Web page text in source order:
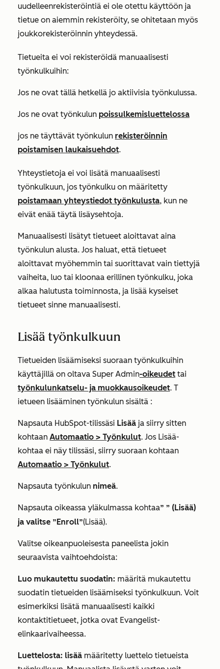
uudelleenrekisteröintiä ei ole otettu käyttöön ja
tietue on aiemmin rekisteröity, se ohitetaan myös
joukkorekisteröinnin yhteydessä.
Tietueita ei voi rekisteröidä manuaalisesti
työnkulkuihin:
Jos ne ovat tällä hetkellä jo aktiivisia työnkulussa.
Jos ne ovat työnkulun poissulkemisluettelossa
jos ne täyttävät työnkulun rekisteröinnin
poistamisen laukaisuehdot.
Yhteystietoja ei voi lisätä manuaalisesti
työnkulkuun, jos työnkulku on määritetty
poistamaan yhteystiedot työnkulusta, kun ne
eivät enää täytä lisäysehtoja.
Manuaalisesti lisätyt tietueet aloittavat aina
työnkulun alusta. Jos haluat, että tietueet
aloittavat myöhemmin tai suorittavat vain tiettyjä
vaiheita, luo tai kloonaa erillinen työnkulku, joka
alkaa halutusta toiminnosta, ja lisää kyseiset
tietueet sinne manuaalisesti.
Lisää työnkulkuun
Tietueiden lisäämiseksi suoraan työnkulkuihin
käyttäjillä on oltava Super Admin-oikeudet tai
työnkulunkatselu- ja muokkausoikeudet. T
ietueen lisääminen työnkulun sisältä :
Napsauta HubSpot-tilissäsi Lisää ja siirry sitten
kohtaan Automaatio > Työnkulut. Jos Lisää-
kohtaa ei näy tilissäsi, siirry suoraan kohtaan
Automaatio > Työnkulut.
Napsauta työnkulun nimeä.
Napsauta oikeassa yläkulmassa kohtaa” ” (Lisää)
ja valitse ”Enroll”(Lisää).
Valitse oikeanpuoleisesta paneelista jokin
seuraavista vaihtoehdoista:
Luo mukautettu suodatin: määritä mukautettu
suodatin tietueiden lisäämiseksi työnkulkuun. Voit
esimerkiksi lisätä manuaalisesti kaikki
kontaktitietueet, jotka ovat Evangelist-
elinkaarivaiheessa.
Luettelosta: lisää määritetty luettelo tietueista